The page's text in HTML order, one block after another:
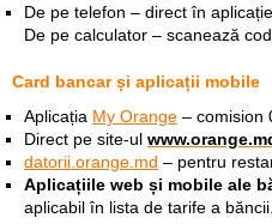
De pe telefon – direct în aplicație
De pe calculator – scanează
Card bancar și aplicații mobile
Aplicația My Orange – comision
Direct pe site-ul
datorii.orange.md – pentru
Aplicațiile web și mobile ale
aplicabil în lista de tarife a băncii.